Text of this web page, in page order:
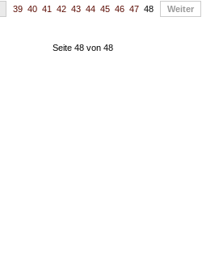
39 40 41 42 43 44 45 46 47 48 Weiter
Seite 48 von 48